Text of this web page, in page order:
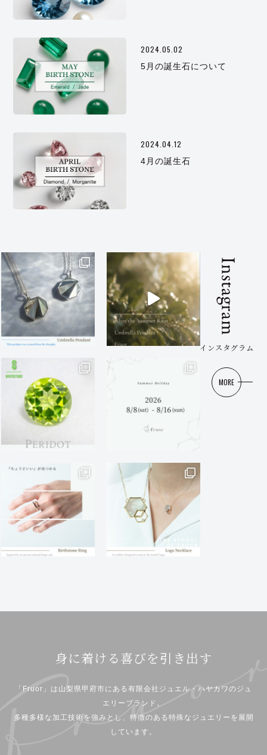
2024.05.02
5月の誕生石について
2024.04.12
4月の誕生石
Instagram
インスタグラム
MORE
身に着ける喜びを引き出す
「Fruor」は山梨県甲府市にある有限会社ジュエル・ハヤカワのジュ
エリーブランド。
多種多様な加工技術を強みとし、特徴のある特殊なジュエリーを展開
しています。